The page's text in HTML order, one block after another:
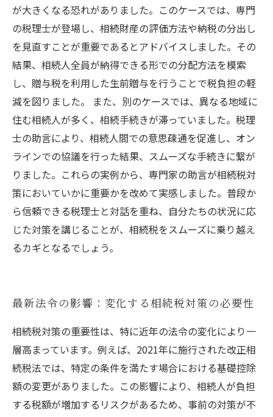
が大きくなる恐れがありました。このケースでは、専門
の税理士が登場し、相続財産の評価方法や納税の分出し
を見直すことが重要であるとアドバイスしました。その
結果、相続人全員が納得できる形での分配方法を模索
し、贈与税を利用した生前贈与を行うことで税負担の軽
減を図りました。 また、別のケースでは、異なる地域に
住む相続人が多く、相続手続きが滞っていました。税理
士の助言により、相続人間での意思疎通を促進し、オン
ラインでの協議を行った結果、スムーズな手続きに繋が
りました。これらの実例から、専門家の助言が相続税対
策においていかに重要かを改めて実感しました。普段か
ら信頼できる税理士と対話を重ね、自分たちの状況に応
じた対策を講じることが、相続税をスムーズに乗り越え
るカギとなるでしょう。
最新法令の影響：変化する相続税対策の必要性
相続税対策の重要性は、特に近年の法令の変化により一
層高まっています。例えば、2021年に施行された改正相
続税法では、特定の条件を満たす場合における基礎控除
額の変更がありました。この影響により、相続人が負担
する税額が増加するリスクがあるため、事前の対策が不